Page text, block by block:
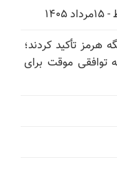
هرمز تأکید کردند؛
توافقی موقت برای